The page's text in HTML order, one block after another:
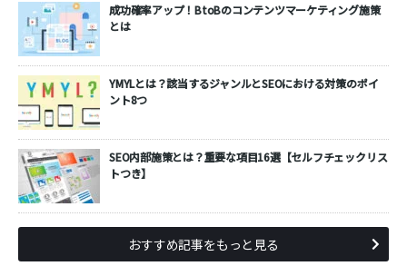
成功確率アップ！BtoBのコンテンツマーケティング施策
とは
YMYLとは？該当するジャンルとSEOにおける対策のポイ
ント8つ
SEO内部施策とは？重要な項目16選【セルフチェックリス
トつき】
おすすめ記事をもっと見る